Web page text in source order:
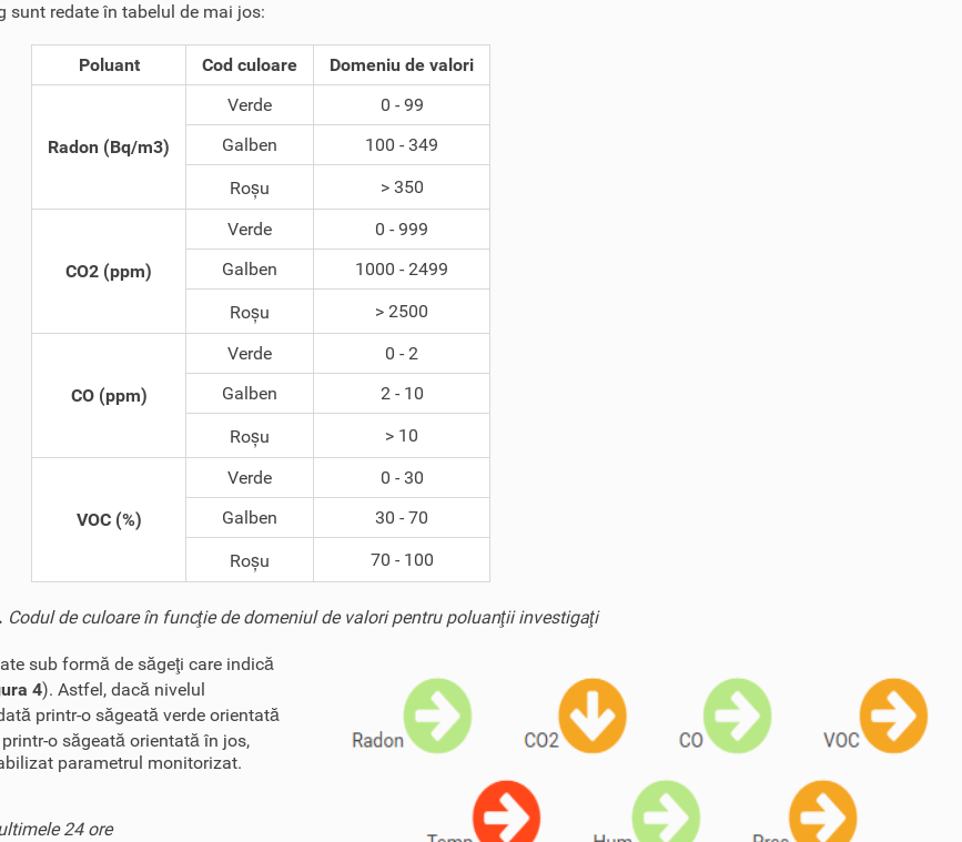
sunt redate în tabelul de mai jos:
Poluant Cod culoare Domeniu de valori
Radon (Bq/m3)
Verde
0 - 99
Galben
100 - 349
Roșu > 350
CO2 (ppm)
Verde
0 - 999
Galben
1000 - 2499
Roșu > 2500
CO (ppm)
Verde
0 - 2
Galben
2 - 10
Roșu > 10
VOC (%)
Verde
0 - 30
Galben
30 - 70
Roșu 70 - 100
Codul de culoare în funcţie de domeniul de valori pentru poluanţii investigaţi
sub formă de săgeţi care indică
4). Astfel, dacă nivelul
printr-o săgeată verde orientată
o săgeată orientată în jos,
parametrul monitorizat.
24 ore